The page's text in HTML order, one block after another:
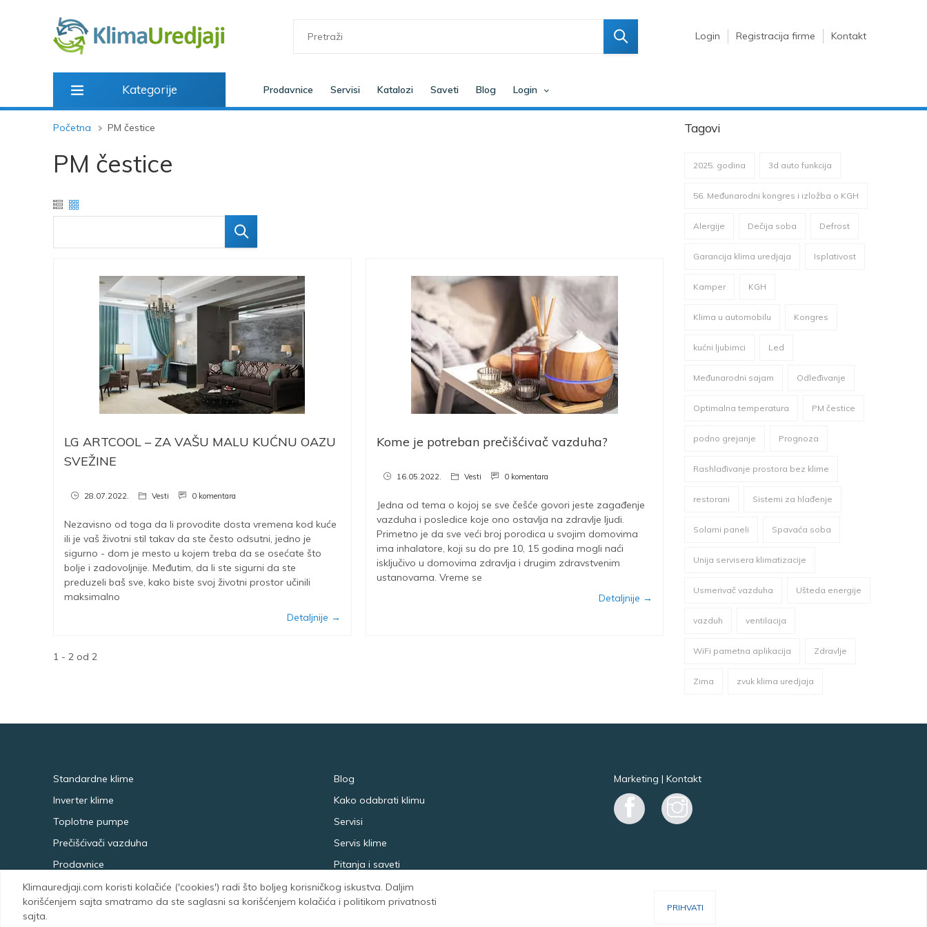
Login Registracija firme Kontakt
Kategorije Prodavnice Servisi Katalozi Saveti Blog Login
Početna PM čestice
PM čestice
LG ARTCOOL – ZA VAŠU MALU KUĆNU OAZU
SVEŽINE
28.07.2022. Vesti 0 komentara
Nezavisno od toga da li provodite dosta vremena kod kuće
ili je vaš životni stil takav da ste često odsutni, jedno je
sigurno - dom je mesto u kojem treba da se osećate što
bolje i zadovoljnije. Međutim, da li ste sigurni da ste
preduzeli baš sve, kako biste svoj životni prostor učinili
maksimalno
Detaljnije →
Kome je potreban prečišćivač vazduha?
16.05.2022. Vesti 0 komentara
Jedna od tema o kojoj se sve češće govori jeste zagađenje
vazduha i posledice koje ono ostavlja na zdravlje ljudi.
Primetno je da sve veći broj porodica u svojim domovima
ima inhalatore, koji su do pre 10, 15 godina mogli naći
isključivo u domovima zdravlja i drugim zdravstvenim
ustanovama. Vreme se
Detaljnije →
1 - 2 od 2
Tagovi
2025. godina 3d auto funkcija
56. Međunarodni kongres i izložba o KGH
Alergije Dečija soba Defrost
Garancija klima uredjaja Isplativost
Kamper KGH
Klima u automobilu Kongres
kućni ljubimci Led
Međunarodni sajam Odleđivanje
Optimalna temperatura PM čestice
podno grejanje Prognoza
Rashlađivanje prostora bez klime
restorani Sistemi za hlađenje
Solarni paneli Spavaća soba
Unija servisera klimatizacije
Usmerivač vazduha Ušteda energije
vazduh ventilacija
WiFi pametna aplikacija Zdravlje
Zima zvuk klima uredjaja
Klimauredjaji.com koristi kolačiće ('cookies') radi što boljeg korisničkog iskustva. Daljim
korišćenjem sajta smatramo da ste saglasni sa korišćenjem kolačića i politikom privatnosti
sajta.
PRIHVATI
Standardne klime
Inverter klime
Toplotne pumpe
Prečišćivači vazduha
Prodavnice
Blog
Kako odabrati klimu
Servisi
Servis klime
Pitanja i saveti
Marketing |Kontakt
FacebookInstagram